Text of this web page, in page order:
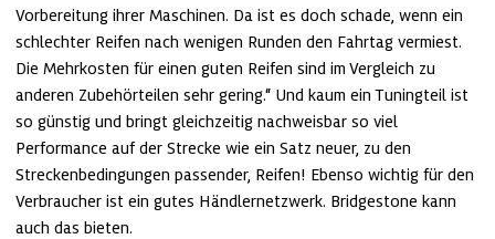
Vorbereitung ihrer Maschinen. Da ist es doch schade, wenn ein
schlechter Reifen nach wenigen Runden den Fahrtag vermiest.
Die Mehrkosten für einen guten Reifen sind im Vergleich zu
anderen Zubehörteilen sehr gering.“ Und kaum ein Tuningteil ist
so günstig und bringt gleichzeitig nachweisbar so viel
Performance auf der Strecke wie ein Satz neuer, zu den
Streckenbedingungen passender, Reifen! Ebenso wichtig für den
Verbraucher ist ein gutes Händlernetzwerk. Bridgestone kann
auch das bieten.